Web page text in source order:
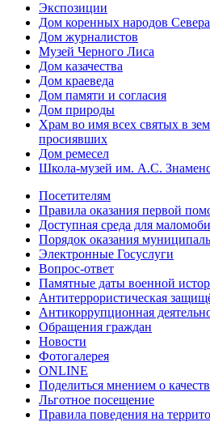
Экспозиции
Дом коренных народов Севера
Дом журналистов
Музей Черного Лиса
Дом казачества
Дом краеведа
Дом памяти и согласия
Дом природы
Храм во имя всех святых в
просиявших
Дом ремесел
Школа-музей им. А.С.
Посетителям
Правила оказания первой
Доступная среда для
Порядок оказания
Электронные Госуслуги
Вопрос-ответ
Памятные даты военной
Антитеррористическая
Антикоррупционная
Обращения граждан
Новости
Фотогалерея
ONLINE
Поделиться мнением о
Льготное посещение
Правила поведения на